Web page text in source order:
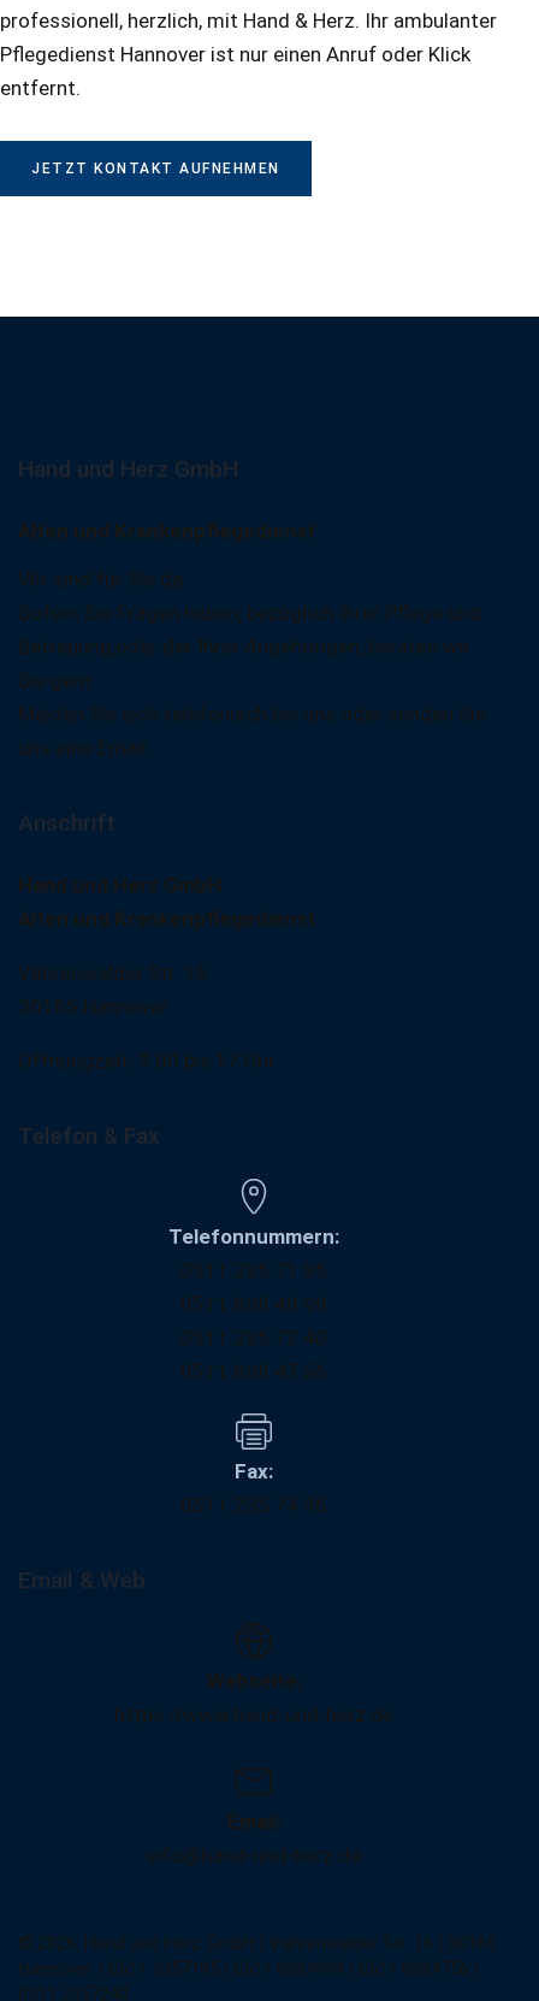
professionell, herzlich, mit Hand & Herz. Ihr ambulanter
Pflegedienst Hannover ist nur einen Anruf oder Klick
entfernt.
JETZT KONTAKT AUFNEHMEN
Hand und Herz GmbH
Alten und Krankenpflegedienst
Wir sind für Sie da.
Sofern Sie Fragen haben, bezüglich Ihrer Pflege und
Betreuung,oder der Ihrer Angehörigen, beraten wir
Sie gern.
Melden Sie sich telefonisch bei uns oder senden Sie
uns eine Email.
Anschrift
Hand und Herz GmbH
Alten und Krankenpflegedienst
Vahrenwalder Str. 16
30165 Hannover
Offnungzeit: 9.00 bis 17 Uhr
Telefon & Fax
Telefonnummern:
0511 235 71 95
0511 898 49 99
0511 235 72 40
0511 898 47 56
Fax:
0511 235 74 96
Email & Web
Webseite:
https://www.hand-und-herz.de
Email:
info@hand-und-herz.de
© 2026. Hand und Herz GmbH | Vahrenwalder Str. 16 | 30165
Hannover | 0511 2357195 | 0511 8984999 | 0511 8984756 |
0511 2357240